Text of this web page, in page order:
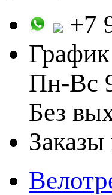
+7
Пн-Вс
Без